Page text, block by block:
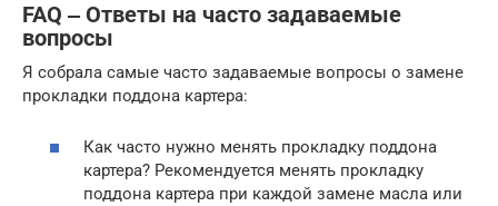
FAQ ‒ Ответы на часто задаваемые
вопросы
Я собрала самые часто задаваемые вопросы о замене
прокладки поддона картера:
Как часто нужно менять прокладку поддона
картера? Рекомендуется менять прокладку
поддона картера при каждой замене масла или